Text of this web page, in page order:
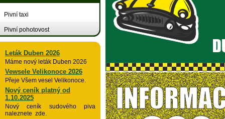
Pivní taxi
Pivní pohotovost
Leták Duben 2026
Máme nový leták Duben 2026
Vewsele Velikonoce 2026
Přeje Všem vesel Velikonoce.
Nový ceník platný od
1.10.2025
Nový ceník sudového piva
naleznete zde.